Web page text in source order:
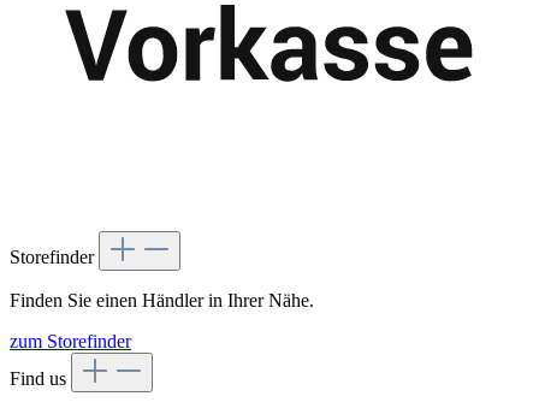
Storefinder
Finden Sie einen Händler in Ihrer Nähe.
zum Storefinder
Find us